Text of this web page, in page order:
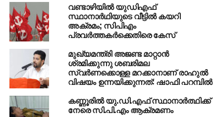
സമരങ്ങള്‍ക്കെതിരെ സി.പി.എം തീവ്രവാദ
ആരോപണമുന്നയിച്ചിരുന്നു. ഗെയില്‍ സമരത്തില്‍
ഇസ്ലാമിനെ തന്നെ അധിക്ഷേപിക്കുന്ന നിലപാടാണ്
സി.പി.എം സ്വീകരിച്ചത്. ഏഴാം നൂറ്റാണ്ടിലെ
പ്രാകൃതബോധമാണ് ഗെയില്‍ സമരക്കാരെ
നയിക്കുന്നതെന്നായിരുന്നു സി.പി.എം കോഴിക്കോട്
ജില്ലാ കമ്മിറ്റി പുറത്തിറക്കിയ സര്‍ക്കുലറില്‍ പറഞ്ഞത്.
RELATED TOPICS: CPM
വണ്ടാഴിയില്‍ യുഡിഎഫ്
സ്ഥാനാര്‍ഥിയുടെ വീട്ടില്‍ കയറി
അക്രമം; സിപിഎം
പ്രവര്‍ത്തകര്‍ക്കെതിരെ കേസ്
മുഖ്യമന്ത്രി അജണ്ട മാറ്റാന്‍
ശ്രമിക്കുന്നു ശബരിമല
സ്വര്‍ണക്കൊള്ള മറക്കാനാണ് രാഹുല്‍
വിഷയം ഉന്നയിക്കുന്നത്: ഷാഫി പറമ്പില്‍
കണ്ണൂരില്‍ യു.ഡി.എഫ് സ്ഥാനാര്‍ത്ഥിക്ക്
നേരെ സി.പി.എം ആക്രമണം